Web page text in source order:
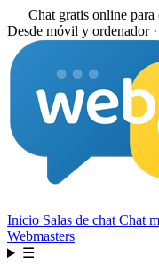
Chat gratis online para
Desde móvil y ordenador
Inicio Salas de chat Chat
Webmasters
☰